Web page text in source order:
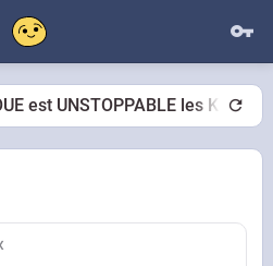
est UNSTOPPABLE les KHEYS